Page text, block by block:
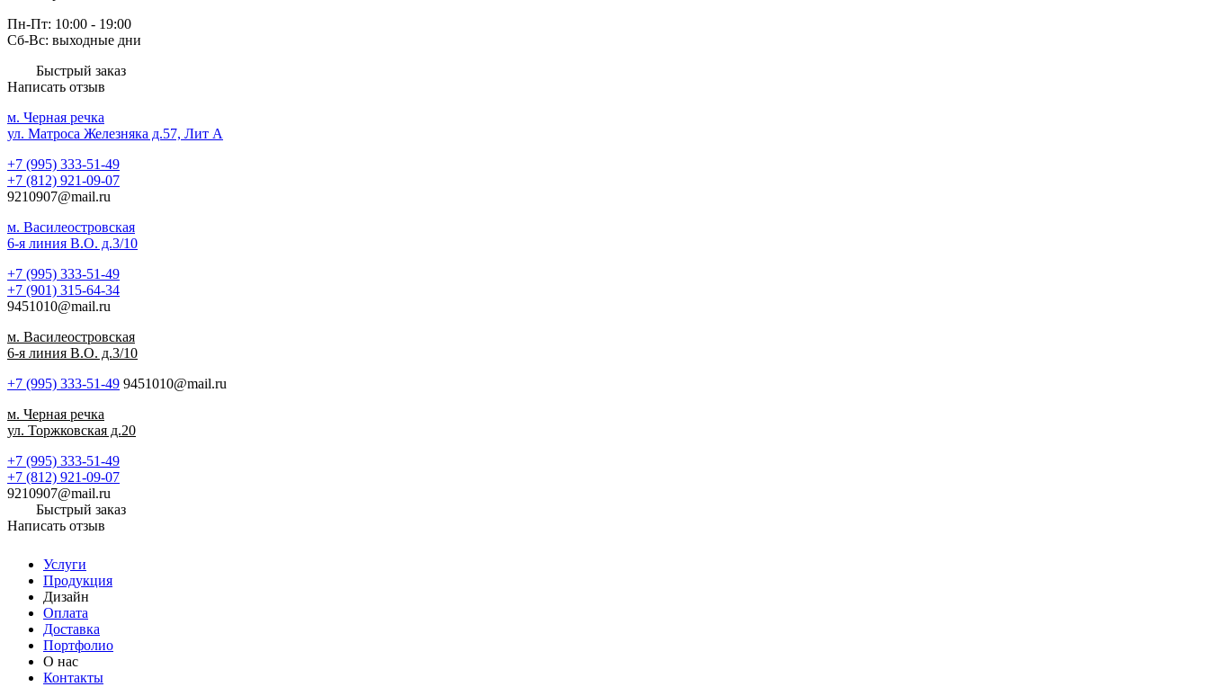
Пн-Пт: 10:00 - 19:00
Сб-Вс: выходные дни
Быстрый заказ
Написать отзыв
м. Черная речка
ул. Матроса Железняка д.57, Лит A
+7 (995) 333-51-49
+7 (812) 921-09-07
9210907@mail.ru
м. Василеостровская
6-я линия В.О. д.3/10
+7 (995) 333-51-49
+7 (901) 315-64-34
9451010@mail.ru
м. Василеостровская
6-я линия В.О. д.3/10
+7 (995) 333-51-49 9451010@mail.ru
м. Черная речка
ул. Торжковская д.20
+7 (995) 333-51-49
+7 (812) 921-09-07
9210907@mail.ru
Быстрый заказ
Написать отзыв
Услуги
Продукция
Дизайн
Оплата
Доставка
Портфолио
О нас
Контакты